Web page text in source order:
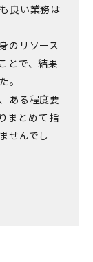
良い業務は
のリソース
とで、結果
。
ある程度要
まとめて指
せんでし